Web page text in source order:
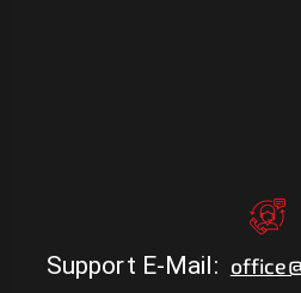
Support E-Mail: